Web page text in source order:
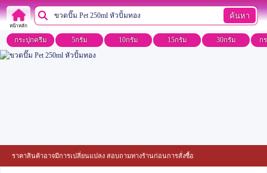
หน้าหลัก
ค้นหา
กระปุกครีม 5กรัม 10กรัม 15กรัม 30กรัม ก
ราคาสินค้าอาจมีการเปลี่ยนแปลง สอบถามทางร้านก่อนการสั่งซื้อ